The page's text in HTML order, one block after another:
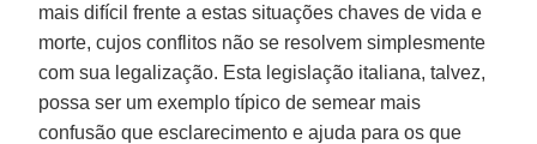
mais difícil frente a estas situações chaves de vida e
morte, cujos conflitos não se resolvem simplesmente
com sua legalização. Esta legislação italiana, talvez,
possa ser um exemplo típico de semear mais
confusão que esclarecimento e ajuda para os que